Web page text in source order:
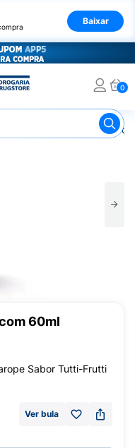
Baixar
0
para Alergias e
60ml
Sabor Tutti-Frutti
Ver bula